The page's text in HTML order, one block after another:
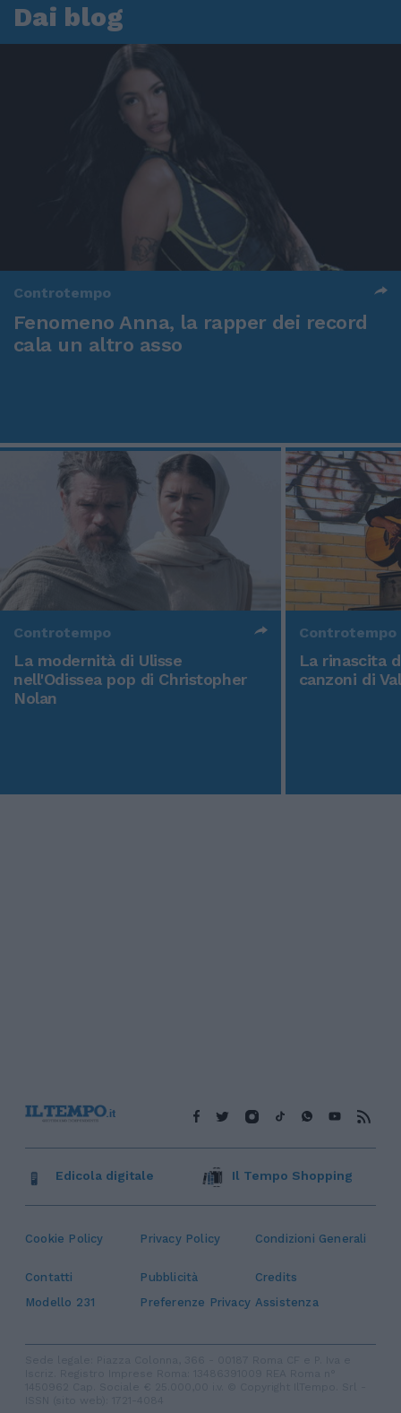
Dai blog
Controtempo
Fenomeno Anna, la rapper dei record
cala un altro asso
Controtempo
La modernità di Ulisse
nell'Odissea pop di Christopher
Nolan
Controtempo
La rinascita
canzoni di
Cookie Policy Privacy Policy Condizioni Generali
Contatti Pubblicità
Credits
Modello 231
Preferenze Privacy Assistenza
Edicola digitale Il Tempo Shopping